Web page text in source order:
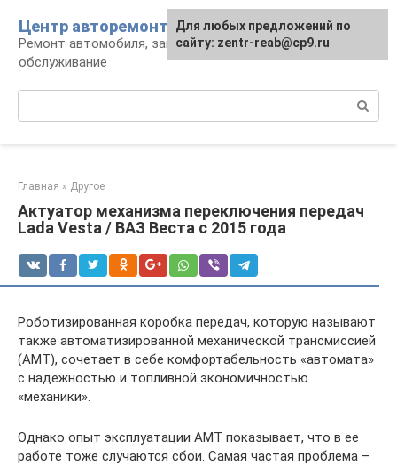
контенту
Центр авторемонта
Ремонт автомобиля, запчасти и
обслуживание
Главная » Другое
Актуатор механизма переключения передач
Lada Vesta / ВАЗ Веста с 2015 года
Роботизированная коробка передач, которую называют
также автоматизированной механической трансмиссией
(АМТ), сочетает в себе комфортабельность «автомата»
с надежностью и топливной экономичностью
«механики».
Однако опыт эксплуатации АМТ показывает, что в ее
работе тоже случаются сбои. Самая частая проблема –
Для любых предложений по
сайту: zentr-reab@cp9.ru